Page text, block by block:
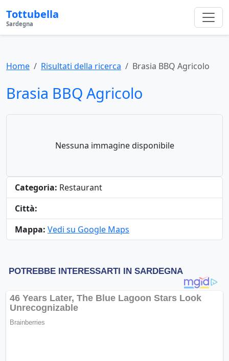
Tottubella
Sardegna
Home Risultati della ricerca Brasia BBQ Agricolo
Brasia BBQ Agricolo
Nessuna immagine disponibile
Categoria: Restaurant
Città:
Mappa: Vedi su Google Maps